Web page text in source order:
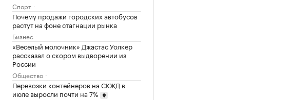
Спорт
Почему продажи городских автобусов
растут на фоне стагнации рынка
Бизнес
«Веселый молочник» Джастас Уолкер
рассказал о скором выдворении из
России
Общество
Перевозки контейнеров на СКЖД в
июле выросли почти на 7%